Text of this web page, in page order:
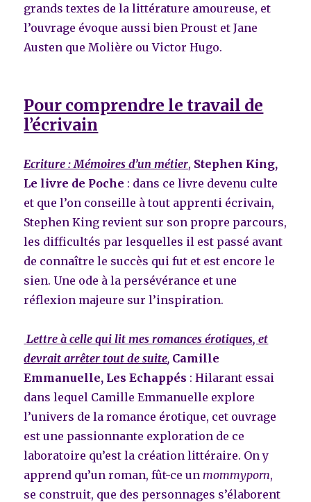
grands textes de la littérature amoureuse, et
l’ouvrage évoque aussi bien Proust et Jane
Austen que Molière ou Victor Hugo.
Pour comprendre le travail de
l’écrivain
Ecriture : Mémoires d’un métier, Stephen King,
Le livre de Poche : dans ce livre devenu culte
et que l’on conseille à tout apprenti écrivain,
Stephen King revient sur son propre parcours,
les difficultés par lesquelles il est passé avant
de connaître le succès qui fut et est encore le
sien. Une ode à la persévérance et une
réflexion majeure sur l’inspiration.
Lettre à celle qui lit mes romances érotiques, et
devrait arrêter tout de suite, Camille
Emmanuelle, Les Echappés : Hilarant essai
dans lequel Camille Emmanuelle explore
l’univers de la romance érotique, cet ouvrage
est une passionnante exploration de ce
laboratoire qu’est la création littéraire. On y
apprend qu’un roman, fût-ce un mommyporn,
se construit, que des personnages s’élaborent